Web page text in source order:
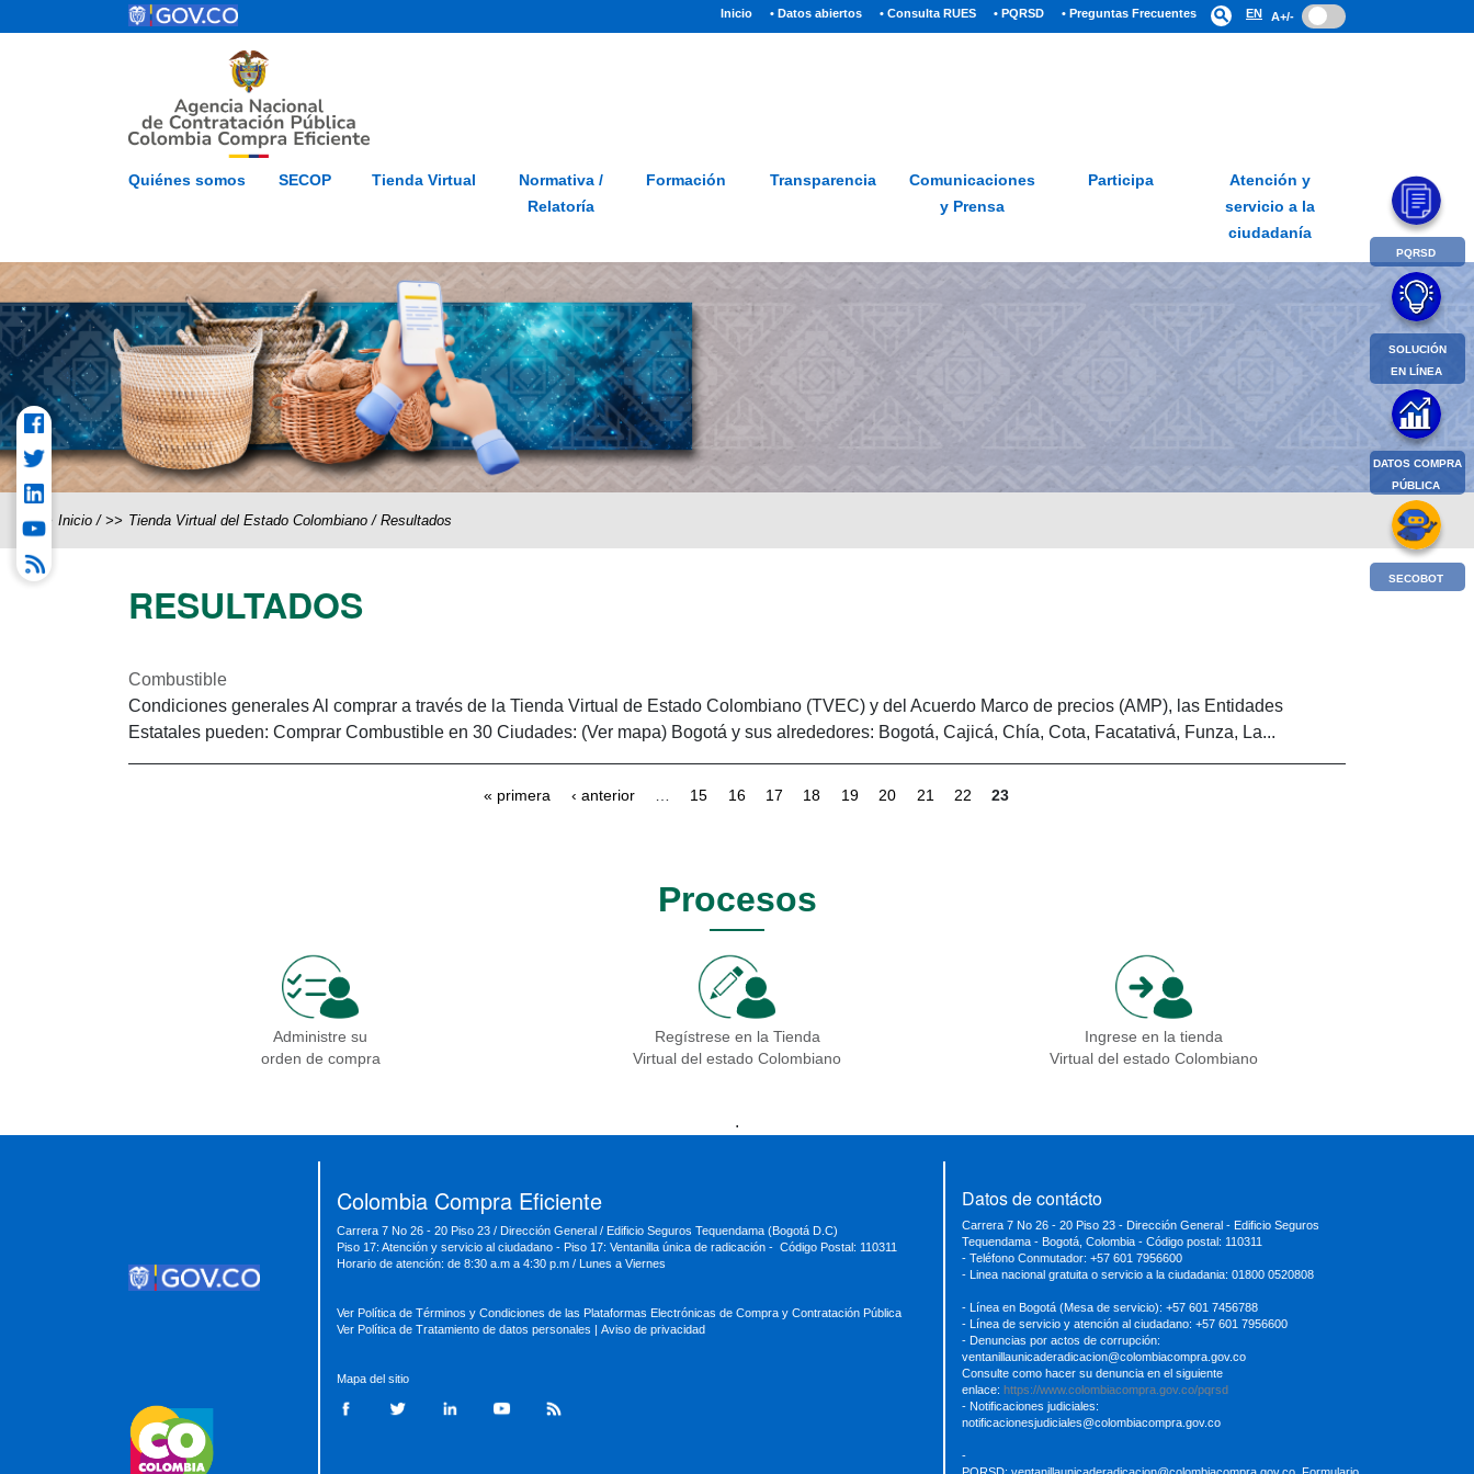
Pasar al contenido principal Inicio(current)
• Datos abiertos • Consulta RUES • PQRSD • Preguntas Frecuentes search EN A+/-
Inicio Mapa del Sitio Glosario PQRSD Preguntas frecuentes
Quiénes somos SECOP Tienda Virtual
Normativa /
Relatoría
Formación Transparencia
Comunicaciones
y Prensa
Participa
Atención y
servicio a la
ciudadanía
Inicio / Tienda Virtual del Estado Colombiano / Resultados
RESULTADOS
Combustible
Condiciones generales Al comprar a través de la Tienda Virtual de Estado Colombiano (TVEC) y del Acuerdo Marco de precios (AMP), las Entidades
Estatales pueden: Comprar Combustible en 30 Ciudades: (Ver mapa) Bogotá y sus alrededores: Bogotá, Cajicá, Chía, Cota, Facatativá, Funza, La...
« primera
‹ anterior … 15 16 17 18 19 20 21 22 23
Procesos
Administre su
orden de compra
Regístrese en la Tienda
Virtual del estado Colombiano
Ingrese en la tienda
Virtual del estado Colombiano
PQRSD
SOLUCIÓN
EN LÍNEA
DATOS COMPRA
PÚBLICA
SECOBOT
MinCultura
MinAgricultura
MinAmbiente
.
Colombia Compra Eficiente
Carrera 7 No 26 - 20 Piso 23 / Dirección General / Edificio Seguros Tequendama (Bogotá D.C)
Piso 17: Atención y servicio al ciudadano - Piso 17: Ventanilla única de radicación - Código Postal: 110311
Horario de atención: de 8:30 a.m a 4:30 p.m / Lunes a Viernes
Ver Política de Términos y Condiciones de las Plataformas Electrónicas de Compra y Contratación Pública
Ver Política de Tratamiento de datos personales | Aviso de privacidad
Mapa del sitio
Datos de contácto
Carrera 7 No 26 - 20 Piso 23 - Dirección General - Edificio Seguros
Tequendama - Bogotá, Colombia - Código postal: 110311
- Teléfono Conmutador: +57 601 7956600
- Linea nacional gratuita o servicio a la ciudadania: 01800 0520808
- Línea en Bogotá (Mesa de servicio): +57 601 7456788
- Línea de servicio y atención al ciudadano: +57 601 7956600
- Denuncias por actos de corrupción:
ventanillaunicaderadicacion@colombiacompra.gov.co
Consulte como hacer su denuncia en el siguiente
enlace: https://www.colombiacompra.gov.co/pqrsd
- Notificaciones judiciales:
notificacionesjudiciales@colombiacompra.gov.co
-
PQRSD: ventanillaunicaderadicacion@colombiacompra.gov.co Formulario